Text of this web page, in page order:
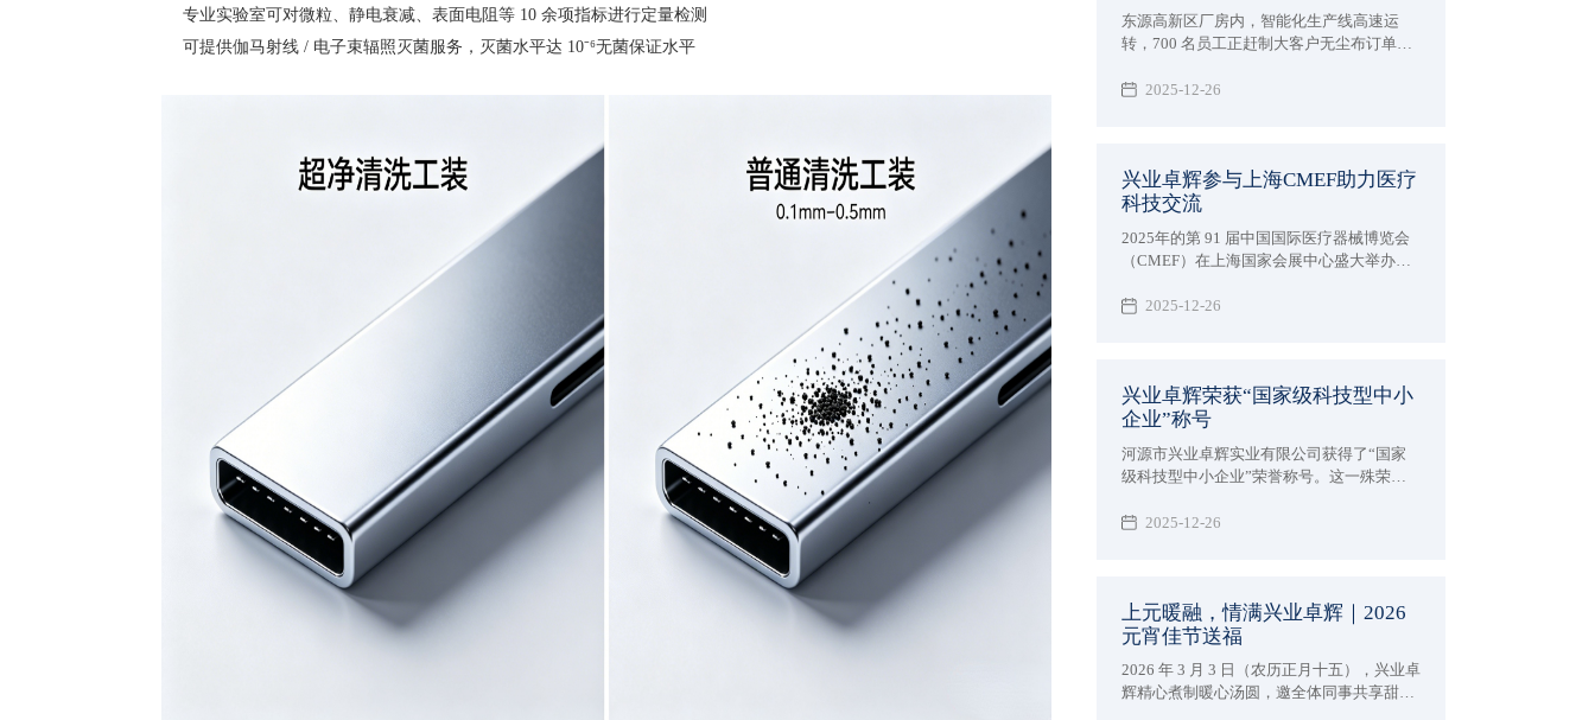
专业实验室可对微粒、静电衰减、表面电阻等 10 余项指标进行定量检测
可提供伽马射线 / 电子束辐照灭菌服务，灭菌水平达 10⁻⁶无菌保证水平
东源高新区厂房内，智能化生产线高速运
转，700 名员工正赶制大客户无尘布订单。
辉，2024 年以 3 亿产值收官，2025 年开年
2025-12-26
兴业卓辉参与上海CMEF助力医疗
科技交流
2025年的第 91 届中国国际医疗器械博览会
（CMEF）在上海国家会展中心盛大举办。
展出多款医用擦拭系列、手术耗材系列、医
2025-12-26
兴业卓辉荣获“国家级科技型中小
企业”称号
河源市兴业卓辉实业有限公司获得了“国家
级科技型中小企业”荣誉称号。这一殊荣不
力，更为企业在政策扶持、资金支持、技术
2025-12-26
上元暖融，情满兴业卓辉｜2026
元宵佳节送福
2026 年 3 月 3 日（农历正月十五），兴业卓
辉精心煮制暖心汤圆，邀全体同事共享甜